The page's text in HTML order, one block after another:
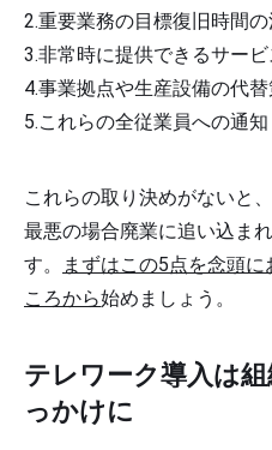
重要業務の目標復旧時間の
非常時に提供できるサー
事業拠点や生産設備の代
これらの全従業員への通知
これらの取り決めがないと
最悪の場合廃業に追い込ま
す。
まずはこの5点を念頭
ころから始めましょう。
テレワーク導入は
っかけに